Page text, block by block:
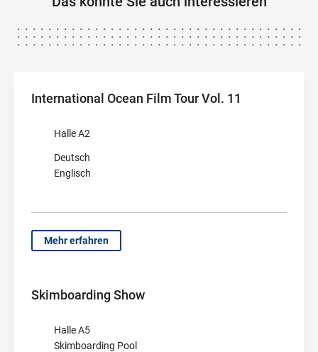
International Ocean Film Tour Vol. 11
Halle A2
Deutsch
Englisch
Mehr erfahren
Skimboarding Show
Halle A5
Skimboarding Pool